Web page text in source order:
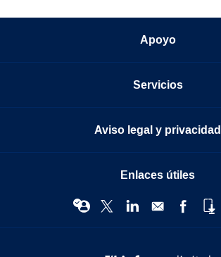
Apoyo
Servicios
Aviso legal y privacidad
Enlaces útiles